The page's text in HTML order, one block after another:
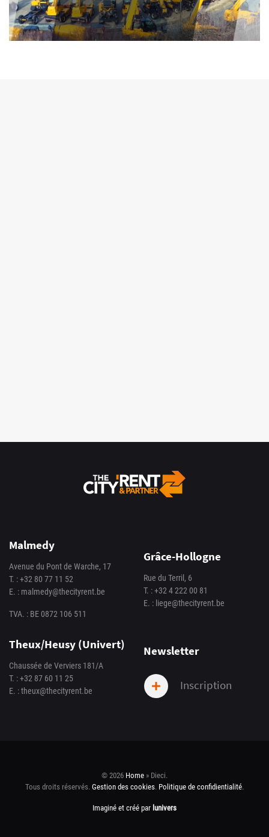
Malmedy
Avenue du Pont de Warche, 17
T. :+32 80 77 11 52
E. : malmedy@thecityrent.be
TVA. : BE 0872 106 511
Grâce-Hollogne
Rue du Terril, 6
T. :+32 4 222 00 81
E. : liege@thecityrent.be
Theux/Heusy (Univert)
Chaussée de Verviers 181/A
T. :+32 87 60 11 25
E. :theux@thecityrent.be
Newsletter
Inscription
© 2026 Home » Dieci.
Tous droits réservés. Gestion des cookies. Politique de confidientialité.
Imaginé et créé par lunivers